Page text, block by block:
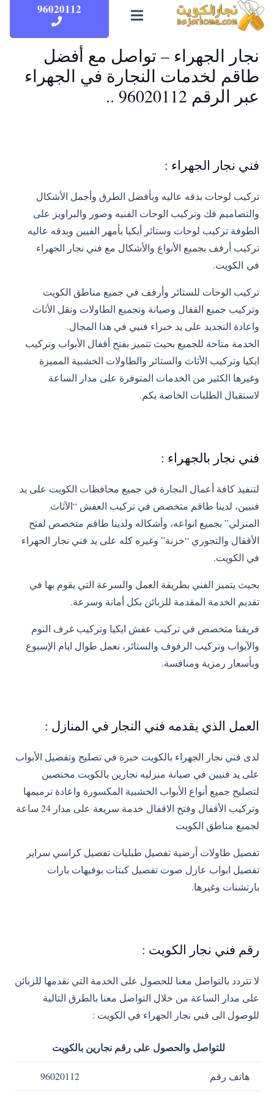
96020112
نجار الجهراء – تواصل مع أفضل
طاقم لخدمات النجارة في الجهراء
عبر الرقم 96020112 ..
فني نجار الجهراء :
تركيب لوحات بدقه عاليه وبأفضل الطرق وأجمل الأشكال
والتصاميم فك وتركيب الوحات الفنيه وصور والبراويز على
الطوفة تركيب لوحات وستائر أيكيا بأمهر الفيين وبدقه عاليه
تركيب أرفف بجميع الأنواع والأشكال مع فني نجار الجهراء
في الكويت.
تركيب الوحات للستائر وأرفف في جميع مناطق الكويت
وتركيب جميع القفال وصيانة وتجميع الطاولات ونقل الأثاث
واعادة التجديد على يد خبراء فنيي في هذا المجال.
الخدمة متاحة للجميع بحيث تتميز بفتح أقفال الأبواب وتركيب
ايكيا وتركيب الأثاث والستائر والطاولات الخشبية المميزة
وغيرها الكثير من الخدمات المتوفرة على مدار الساعة
لاستقبال الطلبات الخاصة بكم.
فني نجار بالجهراء :
لتنفيذ كافة أعمال النجارة في جميع محافظات الكويت على يد
فنيين، لدينا طاقم متخصص في تركيب العفش “الآثاث
المنزلي” بجميع انواعه، وأشكاله ولدينا طاقم متخصص لفتح
الأقفال والتجوري “خزنة” وغيره كله على يد فني نجار الجهراء
في الكويت.
بحيث يتميز الفني بطريقة العمل والسرعة التي يقوم بها في
تقديم الخدمة المقدمة للزبائن بكل أمانة وسرعة.
فريقنا متخصص في تركيب عفش ايكيا وتركيب غرف النوم
والآبواب وتركيب الرفوف والستائر، نعمل طوال ايام الإسبوع
وبأسعار رمزية ومنافسة.
العمل الذي يقدمه فني النجار في المنازل :
لدى فني نجار الجهراء بالكويت خبرة في تصليح وتفصيل الأبواب
على يد فنيين في صيانة منزليه نجارين بالكويت مختصين
لتصليح جميع أنواع الأبواب الخشبية المكسورة واعادة ترميمها
وتركيب الأقفال وفتح الاقفال خدمة سريعة على مدار 24 ساعة
لجميع مناطق الكويت
تفصيل طاولات أرضية تفصيل طبليات تفصيل كراسي سراير
تفصيل ابواب عازل صوت تفصيل كبتات بوفيهات بارات
بارتشنات وغيرها.
رقم فني نجار الكويت :
لا تتردد بالتواصل معنا للحصول على الخدمة التي نقدمها للزبائن
على مدار الساعة من خلال التواصل معنا بالطرق التالية
للوصول الى فني نجار الجهراء في الكويت :
للتواصل والحصول على رقم نجارين بالكويت
هاتف رقم 96020112